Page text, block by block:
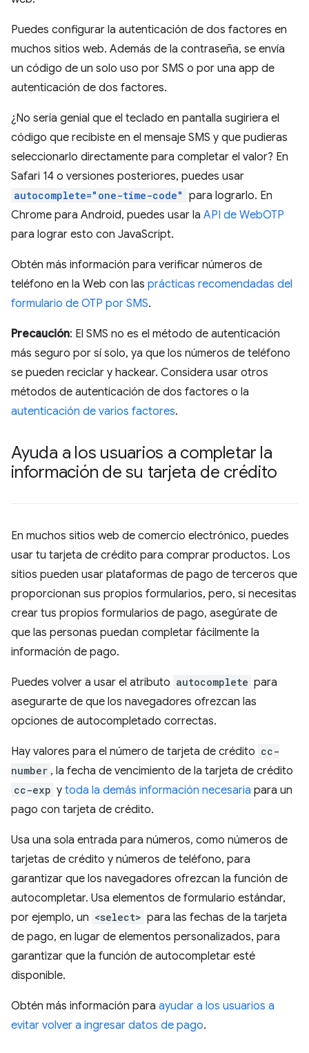
Puedes configurar la autenticación de dos factores en
muchos sitios web. Además de la contraseña, se envía
un código de un solo uso por SMS o por una app de
autenticación de dos factores.
¿No sería genial que el teclado en pantalla sugiriera el
código que recibiste en el mensaje SMS y que pudieras
seleccionarlo directamente para completar el valor? En
Safari 14 o versiones posteriores, puedes usar
autocomplete="one-time-code" para lograrlo. En
Chrome para Android, puedes usar la API de WebOTP
para lograr esto con JavaScript.
Obtén más información para verificar números de
teléfono en la Web con las prácticas recomendadas del
formulario de OTP por SMS.
Precaución: El SMS no es el método de autenticación
más seguro por sí solo, ya que los números de teléfono
se pueden reciclar y hackear. Considera usar otros
métodos de autenticación de dos factores o la
autenticación de varios factores.
Ayuda a los usuarios a completar la
información de su tarjeta de crédito
En muchos sitios web de comercio electrónico, puedes
usar tu tarjeta de crédito para comprar productos. Los
sitios pueden usar plataformas de pago de terceros que
proporcionan sus propios formularios, pero, si necesitas
crear tus propios formularios de pago, asegúrate de
que las personas puedan completar fácilmente la
información de pago.
Puedes volver a usar el atributo autocomplete para
asegurarte de que los navegadores ofrezcan las
opciones de autocompletado correctas.
Hay valores para el número de tarjeta de crédito cc-
number , la fecha de vencimiento de la tarjeta de crédito
cc-exp y toda la demás información necesaria para un
pago con tarjeta de crédito.
Usa una sola entrada para números, como números de
tarjetas de crédito y números de teléfono, para
garantizar que los navegadores ofrezcan la función de
autocompletar. Usa elementos de formulario estándar,
por ejemplo, un <select> para las fechas de la tarjeta
de pago, en lugar de elementos personalizados, para
garantizar que la función de autocompletar esté
disponible.
Obtén más información para ayudar a los usuarios a
evitar volver a ingresar datos de pago.